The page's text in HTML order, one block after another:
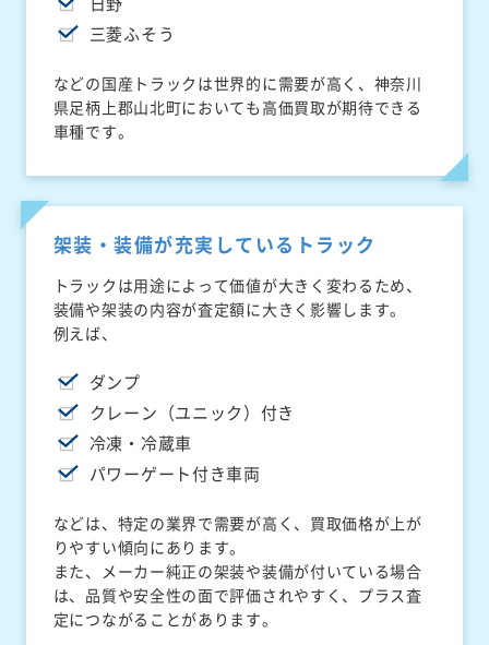
三菱ふそう
などの国産トラックは世界的に需要が高く、神奈川
県足柄上郡山北町においても高価買取が期待できる
車種です。
架装・装備が充実しているトラック
トラックは用途によって価値が大きく変わるため、
装備や架装の内容が査定額に大きく影響します。
例えば、
ダンプ
クレーン（ユニック）付き
冷凍・冷蔵車
パワーゲート付き車両
などは、特定の業界で需要が高く、買取価格が上が
りやすい傾向にあります。
また、メーカー純正の架装や装備が付いている場合
は、品質や安全性の面で評価されやすく、プラス査
定につながることがあります。